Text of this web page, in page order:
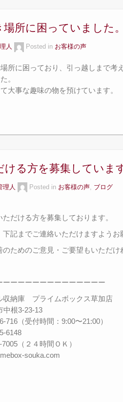
所に困っていました
人 Posted in お客様の声
所に困っており、引っ越しまで考
。
大事な趣味の物を預けています。
る方を募集していま
理人 Posted in お客様の声 ブログ
だける方を募集しております。
記までご連絡いただけますようお
ためのご意見・ご要望もいただけ
ーーーーーーーーーーーーー
収納庫 プライムボックス草加店
根3-23-13
716（受付時間：9:00〜21:00）
6148
（２４時間ＯＫ）
souka.com